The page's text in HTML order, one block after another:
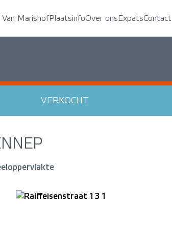
Marishof Plaatsinfo Over onsExpatsContact
VERKOCHT